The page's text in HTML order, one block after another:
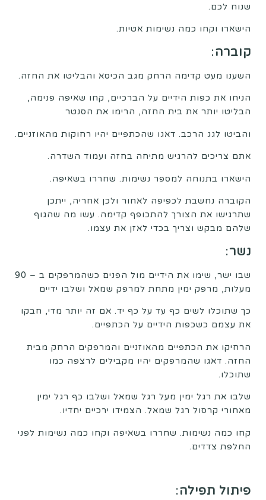
שנוח לכם.
הישארו וקחו כמה נשימות אטיות.
קוברה:
השענו מעט קדימה הרחק מגב הכיסא והבליטו את החזה.
הניחו את כפות הידיים על הברכיים, קחו שאיפה פנימה,
הבליטו יותר את בית החזה, הרימו את הסנטר
והביטו לגג הרכב. דאגו שהכתפיים יהיו רחוקות מהאוזניים.
אתם צריכים להרגיש מתיחה בחזה ועמוד השדרה.
הישארו בתנוחה למספר נשימות. שחררו בשאיפה.
הקוברה נחשבת לכפיפה לאחור ולכן אחריה, ייתכן
שתרגישו את הצורך להתכופף קדימה. עשו מה שהגוף
שלהם מבקש וצריך בכדי לאזן את עצמו.
נשר:
שבו ישר, שימו את הידיים מול הפנים כשהמרפקים ב – 90
מעלות, מרפק ימין מתחת למרפק שמאל ושלבו ידיים
כך שתוכלו לשים כף עד על כף יד. אם זה יותר מדי, חבקו
את עצמם כשכפות הידיים על הכתפיים.
הרחיקו את הכתפיים מהאוזניים והמרפקים הרחק מבית
החזה. דאגו שהמרפקים יהיו מקבילים לרצפה כמו
שתוכלו.
שלבו את רגל ימין מעל רגל שמאל ושלבו כף רגל ימין
מאחורי קרסול רגל שמאל. הצמידו ירכיים יחדיו.
קחו כמה נשימות. שחררו בשאיפה וקחו כמה נשימות לפני
החלפת צדדים.
פיתול תפילה: